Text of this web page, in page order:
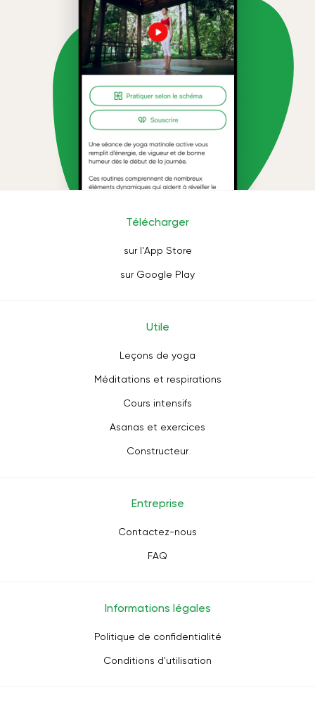
Télécharger
sur l'App Store
sur Google Play
Utile
Leçons de yoga
Méditations et respirations
Cours intensifs
Asanas et exercices
Constructeur
Entreprise
Contactez-nous
FAQ
Informations légales
Politique de confidentialité
Conditions d'utilisation